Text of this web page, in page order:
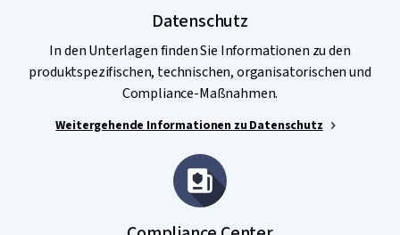
Datenschutz
In den Unterlagen finden Sie Informationen zu den
produktspezifischen, technischen, organisatorischen und
Compliance-Maßnahmen.
Weitergehende Informationen zu Datenschutz